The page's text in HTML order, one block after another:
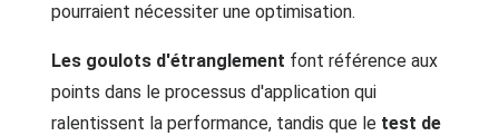
pourraient nécessiter une optimisation.
Les goulots d'étranglement font référence aux
points dans le processus d'application qui
ralentissent la performance, tandis que le test de